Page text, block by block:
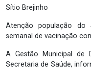
Sítio Brejinho
Atenção população do
semanal de vacinação
A Gestão Municipal de
Secretaria de Saúde,